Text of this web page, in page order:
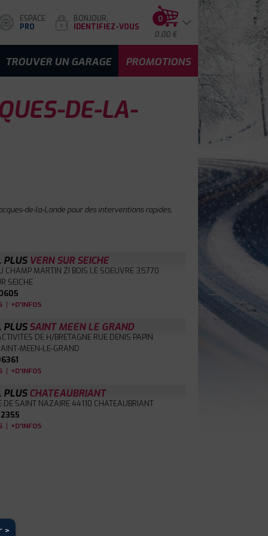
ESPACE
PRO
BONJOUR,
IDENTIFIEZ-VOUS
0
0.00 €
TROUVER UN GARAGE PROMOTIONS
DE-LA-
de-la-Lande pour des interventions rapides,
PLUSVERN SUR SEICHE
CHAMP MARTIN ZI BOIS LE SOEUVRE 35770
SEICHE
| +D'INFOS
PLUSSAINT MEEN LE GRAND
DE H/BRETAGNE RUE DENIS PAPIN
MEEN-LE-GRAND
| +D'INFOS
PLUSCHATEAUBRIANT
DE SAINT NAZAIRE44110 CHATEAUBRIANT
| +D'INFOS
>